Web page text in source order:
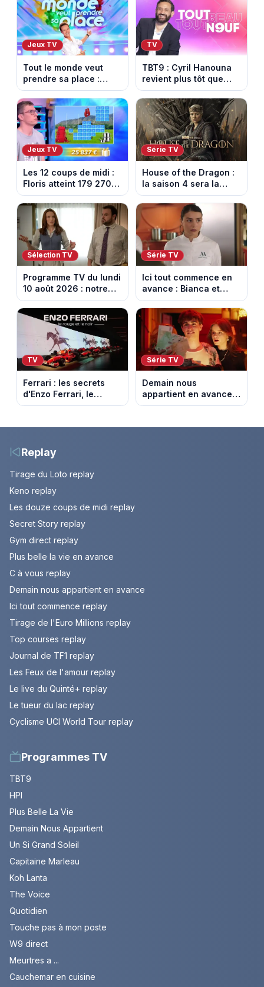
Jeux TV
Tout le monde veut
prendre sa place :
l’émission de Cyril
Féraud déprogrammée
cette semaine sur
France 2
TV
TBT9 : Cyril Hanouna
revient plus tôt que
prévu, W9 dévoile
enfin la date de retour
Jeux TV
Les 12 coups de midi :
Floris atteint 179 270
euros de gains sur TF1
Série TV
House of the Dragon :
la saison 4 sera la
dernière, mais il faudra
attendre 2028
Sélection TV
Programme TV du lundi
10 août 2026 : notre
sélection pour votre
soirée télé
Série TV
Ici tout commence en
avance : Bianca et
Loup s’embrassent.
Episode du 11 août
2026 (spoiler)
TV
Ferrari : les secrets
d'Enzo Ferrari, le
fondateur de la
cheval cabré
Série TV
Demain nous
appartient en avance :
Alex face à un choix
août 2026.
Replay
Tirage du Loto replay
Keno replay
Les douze coups de midi replay
Secret Story replay
Gym direct replay
Plus belle la vie en avance
C à vous replay
Demain nous appartient en avance
Ici tout commence replay
Tirage de l'Euro Millions replay
Top courses replay
Journal de TF1 replay
Les Feux de l'amour replay
Le live du Quinté+ replay
Le tueur du lac replay
Cyclisme UCI World Tour replay
Programmes TV
TBT9
HPI
Plus Belle La Vie
Demain Nous Appartient
Un Si Grand Soleil
Capitaine Marleau
Koh Lanta
The Voice
Quotidien
Touche pas à mon poste
W9 direct
Meurtres a ...
Cauchemar en cuisine